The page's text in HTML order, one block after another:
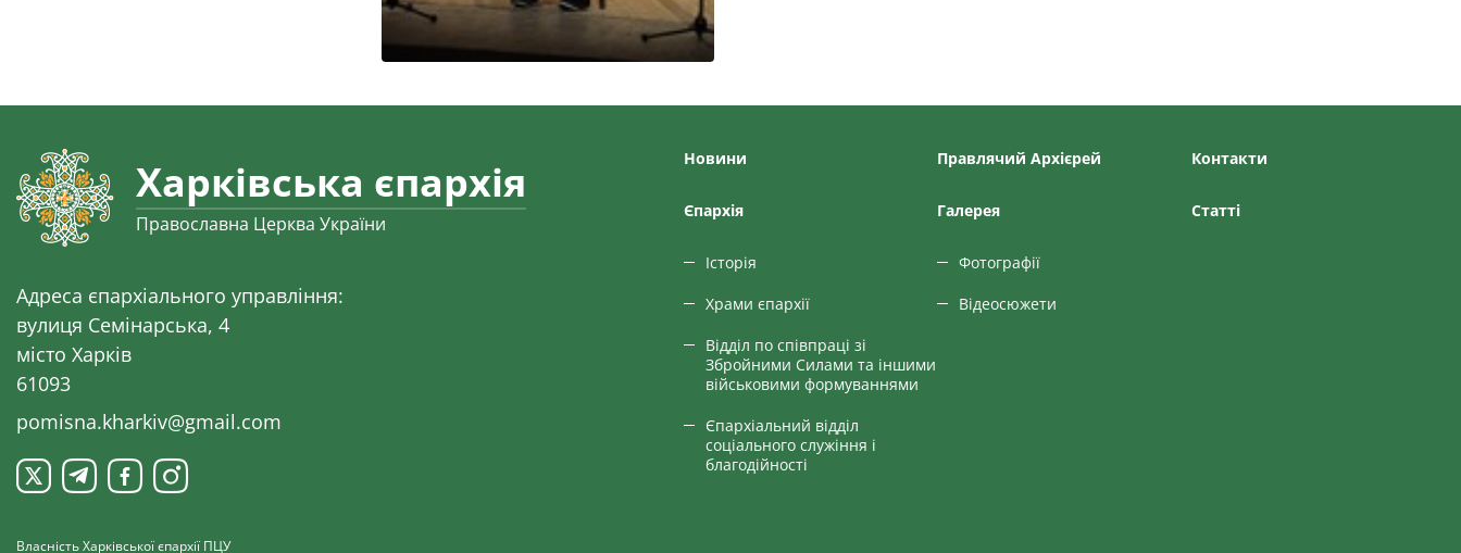
Харківська єпархія
Православна Церква України
Адреса єпархіального управління:
вулиця Семінарська, 4
місто Харків
61093
pomisna.kharkiv@gmail.com
Новини
Єпархiя
Історія
Храми єпархії
Відділ по співпраці зі
Збройними Силами та іншими
військовими формуваннями
Єпархіальний відділ
соціального служіння і
благодійності
Правлячий Архієрей
Галерея
Фотографії
Відеосюжети
Контакти
Статтi
Власність Харківської єпархії ПЦУ